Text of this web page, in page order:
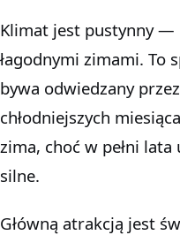
Klimat jest pustynny —
łagodnymi zimami. To
bywa odwiedzany
chłodniejszych
zima, choć w pełni lata
silne.
Główną atrakcją jest